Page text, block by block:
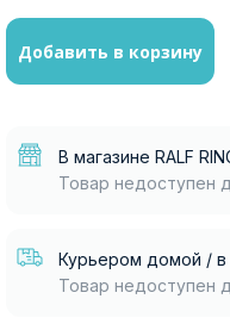
Добавить в корзину
В магазине RALF
Товар недоступен
Курьером домой / в
Товар недоступен